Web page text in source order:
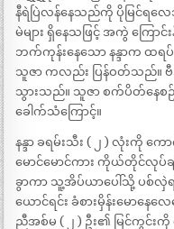
နီရဲပြဲလန်နေသည်ကို ပိုမြင်ရလ
မဲများ ရှိနေသဖြင့် အကွဲ ကြော
ဘက်ကုန်းနေသော နန္ဒာက ထရ
သူဇာ ကလည်း ပြန်ဝတ်သည်။ ဗီ
သွားသည်။ သူဇာ စက်ပိတ်နေစဉ်
ခေါက်သံကြောင့်။
နန္ဒာ ခရမ်းသီး ( ၂ ) လုံးကို က
မောင်မောင်ကား ကိုယ်တိုင်လုပ်ချ
ခွာကာ သူ့အိပ်ယာပေါ်သို့ ပစ်လှဲရင်
ယောင်ရင်း ခံစားမှိန်းမောန
ညီအစ်မ ( ၂ ) ဦး၏ မြင်ကွင်းကို